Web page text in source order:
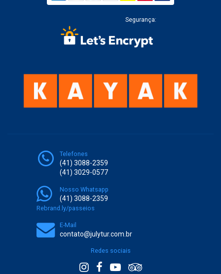
Segurança:
Telefones
(41) 3088-2359
(41) 3029-0577
Nosso Whatsapp
(41) 3088-2359
Rebrand.ly/passeios
E-Mail
contato@julytur.com.br
Redes sociais